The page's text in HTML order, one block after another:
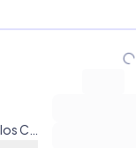
progress_activity